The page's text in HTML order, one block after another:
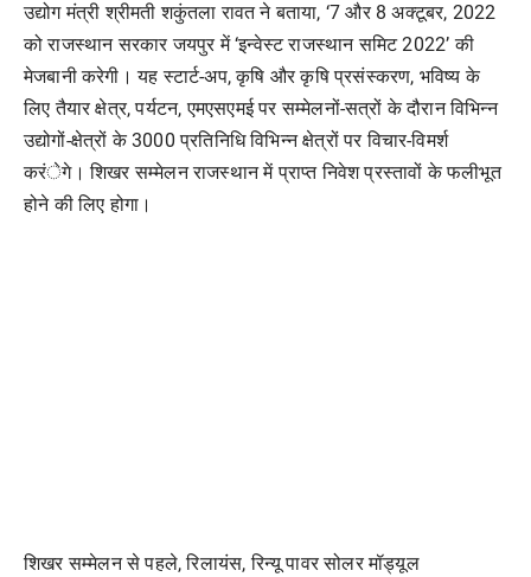
उद्योग मंत्री श्रीमती शकुंतला रावत ने बताया, ‘7 और 8 अक्टूबर, 2022
को राजस्थान सरकार जयपुर में ‘इन्वेस्ट राजस्थान समिट 2022’ की
मेजबानी करेगी। यह स्टार्ट-अप, कृषि और कृषि प्रसंस्करण, भविष्य के
लिए तैयार क्षेत्र, पर्यटन, एमएसएमई पर सम्मेलनों-सत्रों के दौरान विभिन्न
उद्योगों-क्षेत्रों के 3000 प्रतिनिधि विभिन्न क्षेत्रों पर विचार-विमर्श
करंेगे। शिखर सम्मेलन राजस्थान में प्राप्त निवेश प्रस्तावों के फलीभूत
होने की लिए होगा।
शिखर सम्मेलन से पहले, रिलायंस, रिन्यू पावर सोलर मॉड्यूल